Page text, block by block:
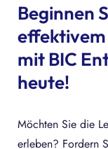
Beginnen
mit BIC
heute!
Möchten Sie die
erleben? Fordern